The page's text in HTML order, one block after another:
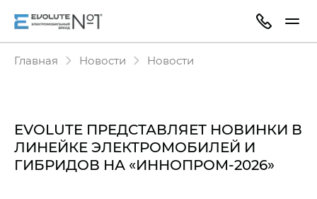
Главная Новости Новости
EVOLUTE ПРЕДСТАВЛЯЕТ НОВИНКИ В
ЛИНЕЙКЕ ЭЛЕКТРОМОБИЛЕЙ И
ГИБРИДОВ НА «ИННОПРОМ-2026»